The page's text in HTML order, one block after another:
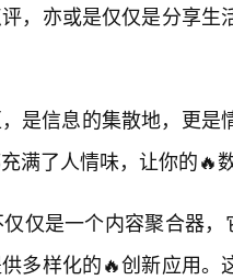
，亦或是仅仅是分享
是信息的集散地，更是
满了人情味，让你的🔥
仅是一个内容聚合器
多样化的🔥创新应用